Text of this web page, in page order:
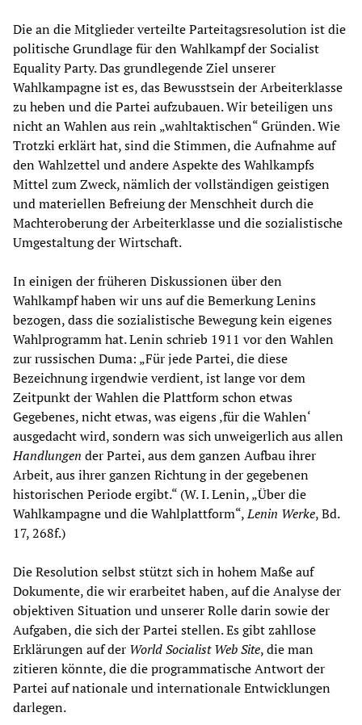
Die an die Mitglieder verteilte Parteitagsresolution ist die
politische Grundlage für den Wahlkampf der Socialist
Equality Party. Das grundlegende Ziel unserer
Wahlkampagne ist es, das Bewusstsein der Arbeiterklasse
zu heben und die Partei aufzubauen. Wir beteiligen uns
nicht an Wahlen aus rein „wahltaktischen“ Gründen. Wie
Trotzki erklärt hat, sind die Stimmen, die Aufnahme auf
den Wahlzettel und andere Aspekte des Wahlkampfs
Mittel zum Zweck, nämlich der vollständigen geistigen
und materiellen Befreiung der Menschheit durch die
Machteroberung der Arbeiterklasse und die sozialistische
Umgestaltung der Wirtschaft.
In einigen der früheren Diskussionen über den
Wahlkampf haben wir uns auf die Bemerkung Lenins
bezogen, dass die sozialistische Bewegung kein eigenes
Wahlprogramm hat. Lenin schrieb 1911 vor den Wahlen
zur russischen Duma: „Für jede Partei, die diese
Bezeichnung irgendwie verdient, ist lange vor dem
Zeitpunkt der Wahlen die Plattform schon etwas
Gegebenes, nicht etwas, was eigens ‚für die Wahlen‘
ausgedacht wird, sondern was sich unweigerlich aus allen
Handlungen der Partei, aus dem ganzen Aufbau ihrer
Arbeit, aus ihrer ganzen Richtung in der gegebenen
historischen Periode ergibt.“ (W. I. Lenin, „Über die
Wahlkampagne und die Wahlplattform“,Lenin Werke, Bd.
17, 268f.)
Die Resolution selbst stützt sich in hohem Maße auf
Dokumente, die wir erarbeitet haben, auf die Analyse der
objektiven Situation und unserer Rolle darin sowie der
Aufgaben, die sich der Partei stellen. Es gibt zahllose
Erklärungen auf der World Socialist Web Site, die man
zitieren könnte, die die programmatische Antwort der
Partei auf nationale und internationale Entwicklungen
darlegen.